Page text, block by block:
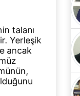
talanı
Yerleşik
ancak